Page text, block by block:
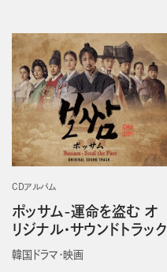
CDアルバム
ポッサム-運命を盗む オ
リジナル・サウンドトラック
韓国ドラマ・映画